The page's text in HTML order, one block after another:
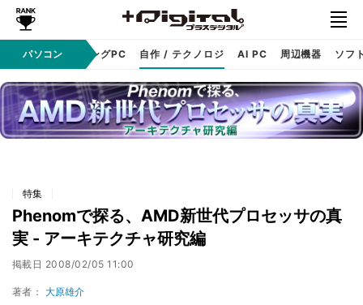
パソコン
PC本体 ゲーミングPC 自作 / テクノロジ AI PC 周辺機器 ソフ
特集
Phenomで探る、AMD新世代プロセッサの真
実 - アーキテクチャ研究編
掲載日 2008/02/05 11:00
著者： 大原雄介